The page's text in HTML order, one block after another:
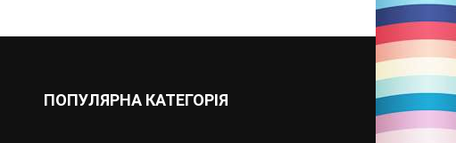
ПОПУЛЯРНА КАТЕГОРІЯ